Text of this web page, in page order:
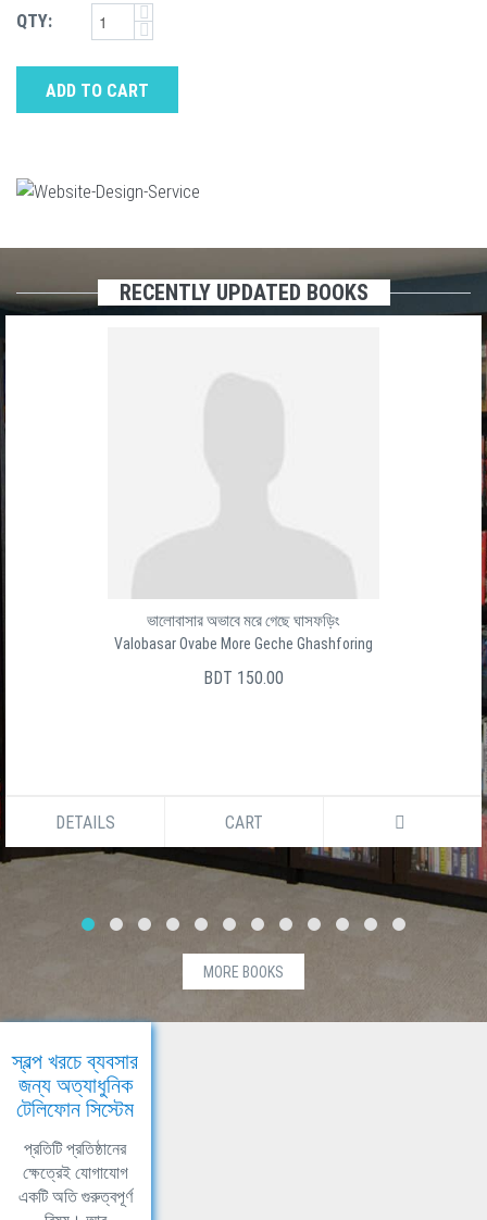
QTY:
ADD TO CART
RECENTLY UPDATED BOOKS
ভালোবাসার অভাবে মরে গেছে ঘাসফড়িং
Valobasar Ovabe More Geche Ghashforing
BDT 150.00
DETAILS CART
MORE BOOKS
স্বল্প খরচে ব্যবসার
জন্য অত্যাধুনিক
টেলিফোন সিস্টেম
প্রতিটি প্রতিষ্ঠানের
ক্ষেত্রেই যোগাযোগ
একটি অতি গুরুত্বপূর্ণ